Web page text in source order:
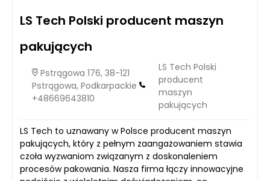
LS Tech Polski producent maszyn
pakujących
Pstrągowa 176, 38-121
Pstrągowa, Podkarpackie
+48669643810
LS Tech Polski
producent
maszyn
pakujących
LS Tech to uznawany w Polsce producent maszyn
pakujących, który z pełnym zaangażowaniem stawia
czoła wyzwaniom związanym z doskonaleniem
procesów pakowania. Nasza firma łączy innowacyjne